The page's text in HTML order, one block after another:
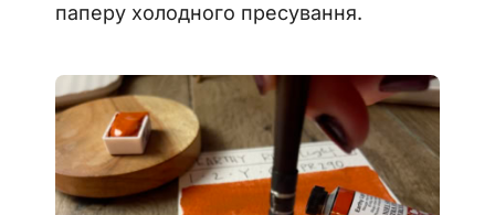
паперу холодного пресування.